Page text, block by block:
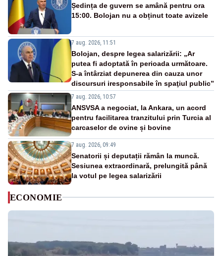
Ședința de guvern se amână pentru ora
15:00. Bolojan nu a obținut toate avizele
7 aug. 2026, 11:51
Bolojan, despre legea salarizării: „Ar
putea fi adoptată în perioada următoare.
S-a întârziat depunerea din cauza unor
discursuri iresponsabile în spaţiul public”
7 aug. 2026, 10:57
ANSVSA a negociat, la Ankara, un acord
pentru facilitarea tranzitului prin Turcia al
carcaselor de ovine și bovine
7 aug. 2026, 09:49
Senatorii și deputații rămân la muncă.
Sesiunea extraordinară, prelungită până
la votul pe legea salarizării
ECONOMIE